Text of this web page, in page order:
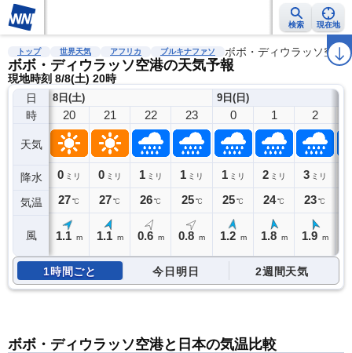
検索 現在地
雨雲レーダー 台風情報 地震情報 警報・注意報 2週間天気 ラ
トップ 世界天気 アフリカ ブルキナファソ ボボ・ディウラッソ空港
ボボ・ディウラッソ空港の天気予報
現地時刻 8/8(土) 20時
日
時
天気
降水
気温
風
8日(土)
20
0 ミリ
27℃
1.1 m
21
0 ミリ
27℃
1.1 m
22
1 ミリ
26℃
0.6 m
23
1 ミリ
25 ℃
0.8 m
9日(日)
0
1 ミリ
25℃
1.2 m
1
2 ミリ
24℃
1.8 m
2
3 ミリ
23℃
1.9 m
1時間ごと 今日明日 2週間天気
ボボ・ディウラッソ空港と日本の気温比較